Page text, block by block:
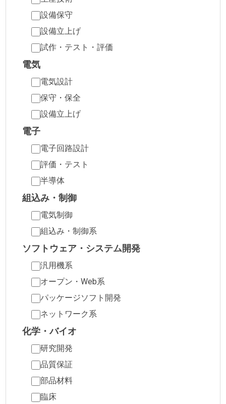
設備保守
設備立上げ
試作・テスト・評価
電気
電気設計
保守・保全
設備立上げ
電子
電子回路設計
評価・テスト
半導体
組込み・制御
電気制御
組込み・制御系
ソフトウェア・システム開発
汎用機系
オープン・Web系
パッケージソフト開発
ネットワーク系
化学・バイオ
研究開発
品質保証
部品材料
臨床